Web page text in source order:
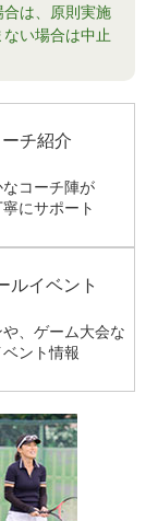
は、原則実施
い場合は中止
ーチ紹介
コーチ陣が
にサポート
ルイベント
、ゲーム大会な
ベント情報